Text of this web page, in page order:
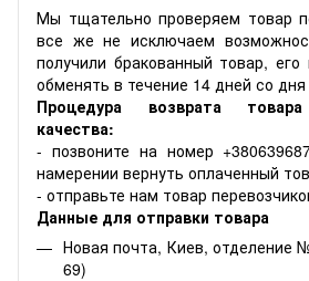
Мы тщательно проверяем товар
все же не исключаем
получили бракованный товар,
обменять в течение 14 дней со дня
Процедура возврата
качества:
- позвоните на номер
намерении вернуть оплаченный
- отправьте нам товар
Данные для отправки товара
Новая почта, Киев, отделение
69)